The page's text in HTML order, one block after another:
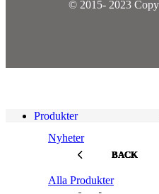
© 2015- 2023
Produkter
Nyheter
Alla Produkter
BACK
BACK
BACK
BACK